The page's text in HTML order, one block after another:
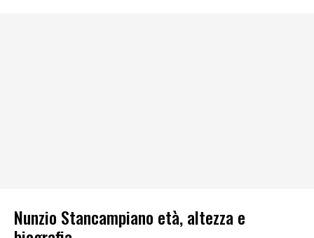
Nunzio Stancampiano età, altezza e